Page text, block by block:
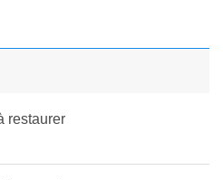
restaurer